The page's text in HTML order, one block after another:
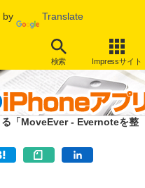
by Translate
検索 Impressサイト
「MoveEver - Evernoteを整